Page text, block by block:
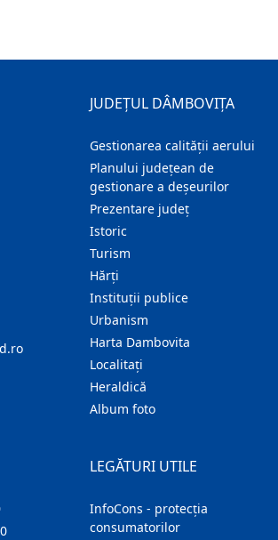
JUDEȚUL DÂMBOVIȚA
Gestionarea calității aerului
Planului județean de
gestionare a deșeurilor
Prezentare judeţ
Istoric
Turism
Hărţi
Instituţii publice
Urbanism
Harta Dambovita
Localitaţi
Heraldică
Album foto
LEGĂTURI UTILE
InfoCons - protecția
consumatorilor